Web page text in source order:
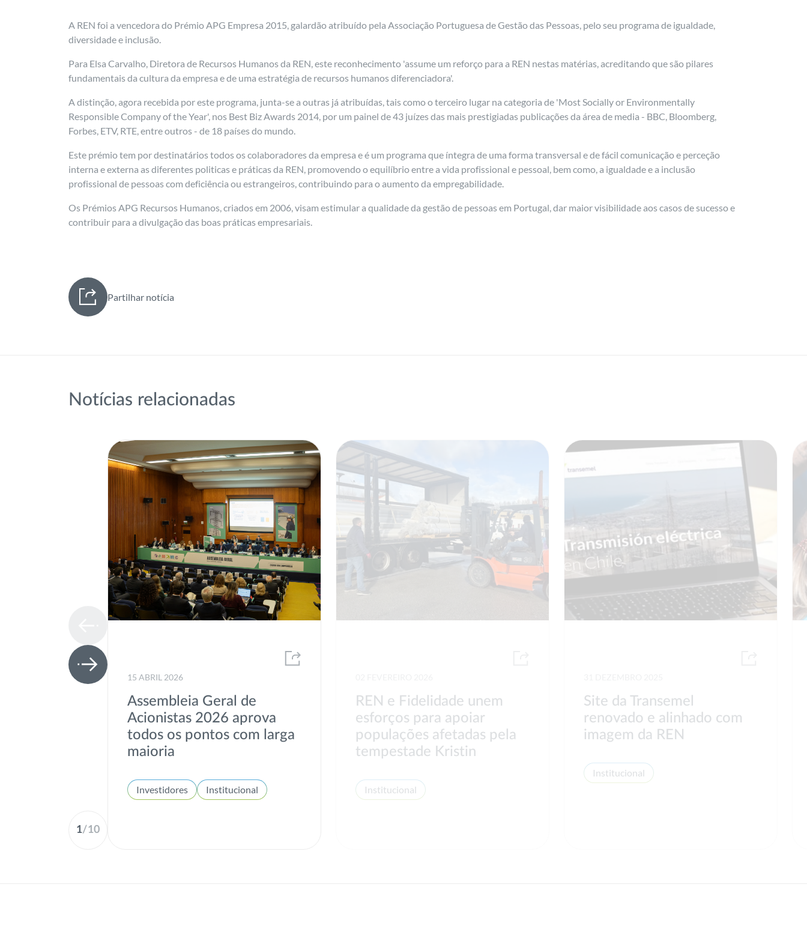
A REN foi a vencedora do Prémio APG Empresa 2015, galardão atribuído pela Associação Portuguesa de Gestão das Pessoas, pelo seu programa de igualdade,
diversidade e inclusão.
Para Elsa Carvalho, Diretora de Recursos Humanos da REN, este reconhecimento 'assume um reforço para a REN nestas matérias, acreditando que são pilares
fundamentais da cultura da empresa e de uma estratégia de recursos humanos diferenciadora'.
A distinção, agora recebida por este programa, junta-se a outras já atribuídas, tais como o terceiro lugar na categoria de 'Most Socially or Environmentally
Responsible Company of the Year', nos Best Biz Awards 2014, por um painel de 43 juízes das mais prestigiadas publicações da área de media - BBC, Bloomberg,
Forbes, ETV, RTE, entre outros - de 18 países do mundo.
Este prémio tem por destinatários todos os colaboradores da empresa e é um programa que íntegra de uma forma transversal e de fácil comunicação e perceção
interna e externa as diferentes politicas e práticas da REN, promovendo o equilíbrio entre a vida profissional e pessoal, bem como, a igualdade e a inclusão
profissional de pessoas com deficiência ou estrangeiros, contribuindo para o aumento da empregabilidade.
Os Prémios APG Recursos Humanos, criados em 2006, visam estimular a qualidade da gestão de pessoas em Portugal, dar maior visibilidade aos casos de sucesso e
contribuir para a divulgação das boas práticas empresariais.
Partilhar notícia
Notícias relacionadas
1/10
15 ABRIL 2026
Assembleia Geral de
Acionistas 2026 aprova
todos os pontos com larga
maioria
Investidores Institucional
REN e Fidelidade unem
esforços para apoiar
populações afetadas pela
tempestade Kristin
Institucional
Site da Transemel
renovado e alinhado com
imagem da REN
Institucional